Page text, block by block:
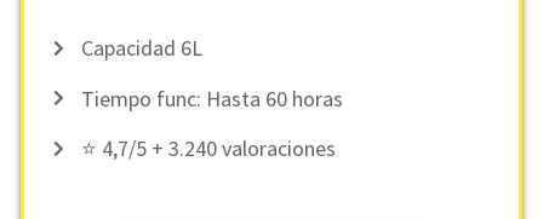
Capacidad 6L
Tiempo func: Hasta 60 horas
⭐ 4,7/5 + 3.240 valoraciones